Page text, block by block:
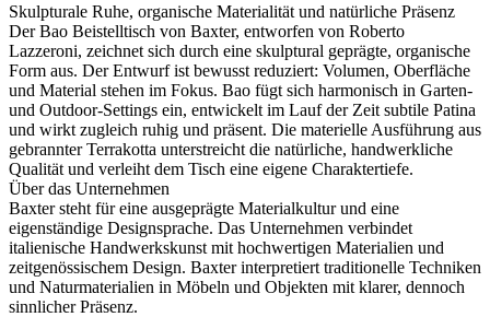
Skulpturale Ruhe, organische Materialität und natürliche Präsenz
Der Bao Beistelltisch von Baxter, entworfen von Roberto
Lazzeroni, zeichnet sich durch eine skulptural geprägte, organische
Form aus. Der Entwurf ist bewusst reduziert: Volumen, Oberfläche
und Material stehen im Fokus. Bao fügt sich harmonisch in Garten-
und Outdoor-Settings ein, entwickelt im Lauf der Zeit subtile Patina
und wirkt zugleich ruhig und präsent. Die materielle Ausführung aus
gebrannter Terrakotta unterstreicht die natürliche, handwerkliche
Qualität und verleiht dem Tisch eine eigene Charaktertiefe.
Über das Unternehmen
Baxter steht für eine ausgeprägte Materialkultur und eine
eigenständige Designsprache. Das Unternehmen verbindet
italienische Handwerkskunst mit hochwertigen Materialien und
zeitgenössischem Design. Baxter interpretiert traditionelle Techniken
und Naturmaterialien in Möbeln und Objekten mit klarer, dennoch
sinnlicher Präsenz.